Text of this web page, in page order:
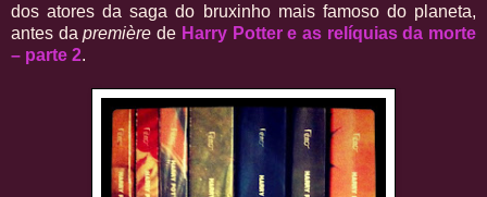
dos atores da saga do bruxinho mais famoso do planeta,
antes dapremière de Harry Potter e as relíquias da morte
– parte 2.